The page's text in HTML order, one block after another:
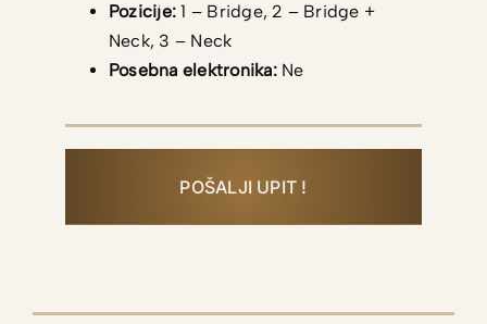
Pozicije: 1 – Bridge, 2 – Bridge +
Neck, 3 – Neck
Posebna elektronika:Ne
POŠALJI UPIT !